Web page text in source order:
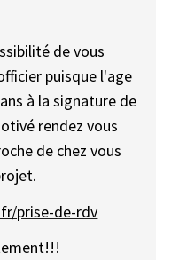
de vous
puisque l'age
à la signature de
rendez vous
de chez vous
prise-de-rdv